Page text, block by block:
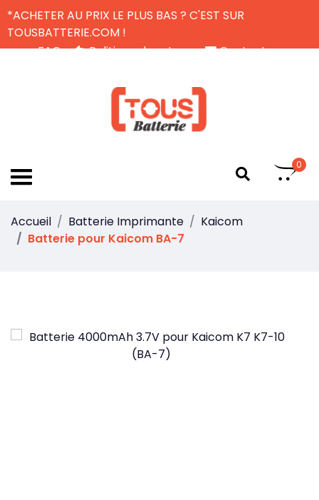
*ACHETER AU PRIX LE PLUS BAS ? C'EST SUR
TOUSBATTERIE.COM !
FAQ
Politique de retour
Contactez-nous
0
Accueil Batterie Imprimante
Kaicom
Batterie pour Kaicom BA-7